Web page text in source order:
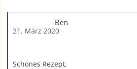
Ben
21. März 2020
Schönes Rezept,